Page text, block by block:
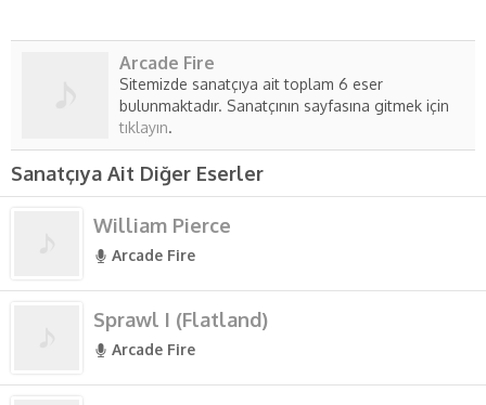
Arcade Fire
Sitemizde sanatçıya ait toplam 6 eser
bulunmaktadır. Sanatçının sayfasına gitmek için
tıklayın.
Sanatçıya Ait Diğer Eserler
William Pierce
Arcade Fire
Sprawl I (Flatland)
Arcade Fire